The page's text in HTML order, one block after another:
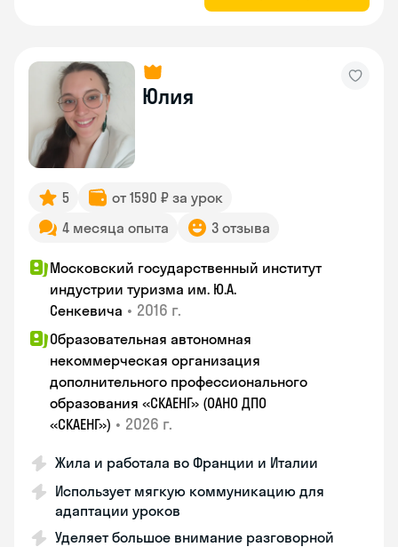
Юлия
5
от 1590 ₽ за урок
4 месяца опыта
3 отзыва
Московский государственный институт
индустрии туризма им. Ю.А.
Сенкевича • 2016 г.
Образовательная автономная
некоммерческая организация
дополнительного профессионального
образования «СКАЕНГ» (ОАНО ДПО
«СКАЕНГ») • 2026 г.
Жила и работала во Франции и Италии
Использует мягкую коммуникацию для
адаптации уроков
Уделяет большое внимание разговорной